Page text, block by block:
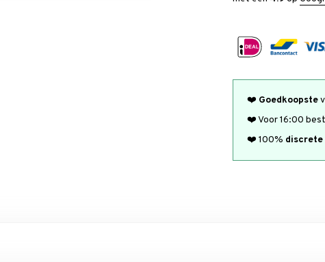
❤️ Goedkoopste
❤️ Voor 16:00
❤️ 100% discrete